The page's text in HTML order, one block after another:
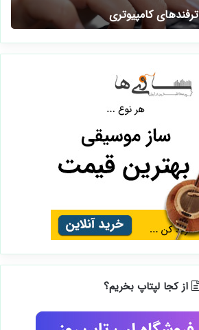
ترفندهای کامپیوتری
از کجا لپتاپ بخریم؟